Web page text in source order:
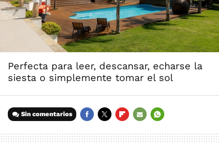
Perfecta para leer, descansar, echarse la
siesta o simplemente tomar el sol
Sin comentarios
MAIL